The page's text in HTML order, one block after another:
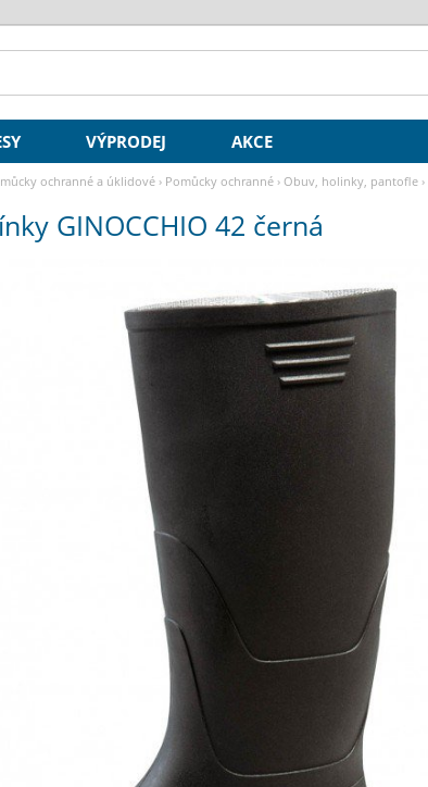
ochranné a úklidové› Pomůcky ochranné› Obuv, holinky, pantofle›
GINOCCHIO 42 černá
VÝPRODEJ AKCE